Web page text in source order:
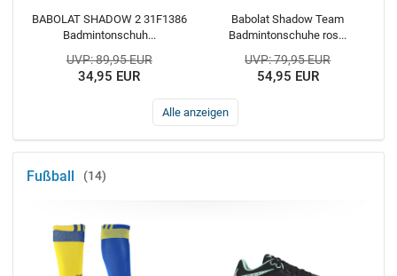
BABOLAT SHADOW 2 31F1386
Badmintonschuh...
UVP: 89,95 EUR
34,95 EUR
Babolat Shadow Team
Badmintonschuhe ros...
UVP: 79,95 EUR
54,95 EUR
Alle anzeigen
Fußball 14